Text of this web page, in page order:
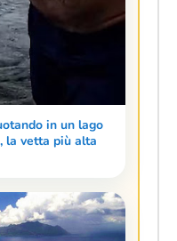
in un lago
la vetta più alta